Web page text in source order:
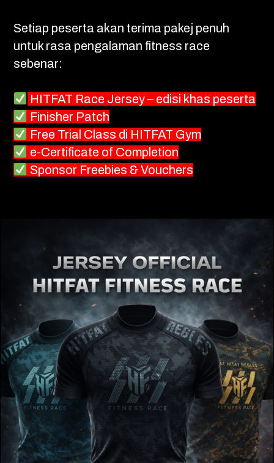
Setiap peserta akan terima pakej penuh
untuk rasa pengalaman fitness race
sebenar:
HITFAT Race Jersey – edisi khas peserta
Finisher Patch
Free Trial Class di HITFAT Gym
e-Certificate of Completion
Sponsor Freebies & Vouchers